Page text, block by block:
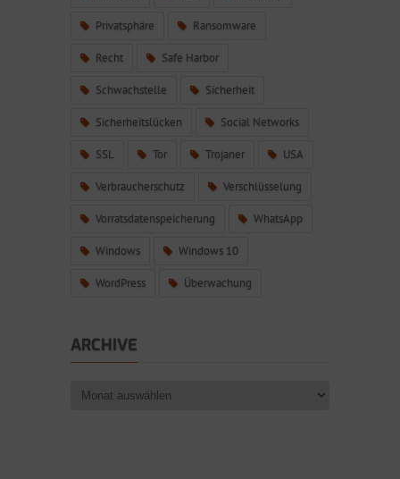
Privatsphäre Ransomware
Recht Safe Harbor
Schwachstelle Sicherheit
Sicherheitslücken Social Networks
SSL Tor Trojaner USA
Verbraucherschutz Verschlüsselung
Vorratsdatenspeicherung WhatsApp
Windows Windows 10
WordPress Überwachung
ARCHIVE